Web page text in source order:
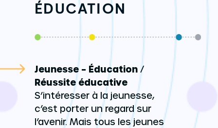
ÉDUCATION
Jeunesse – Éducation /
Réussite éducative
S’intéresser à la jeunesse,
c’est porter un regard sur
l’avenir. Mais tous les jeunes